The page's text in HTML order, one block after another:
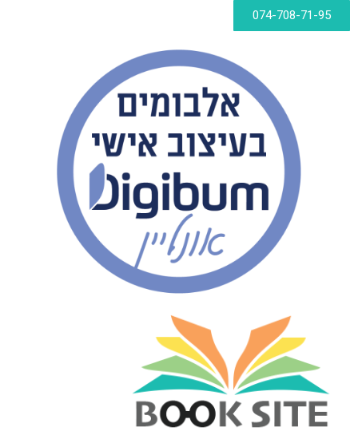
074-708-71-95